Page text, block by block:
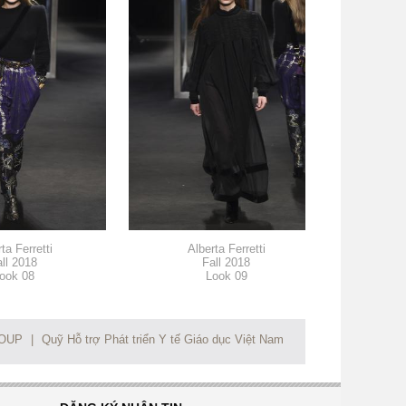
Ferretti
2018
Look 08
Alberta Ferretti
Fall 2018
Look 09
Quỹ Hỗ trợ Phát triển Y tế Giáo dục Việt Nam